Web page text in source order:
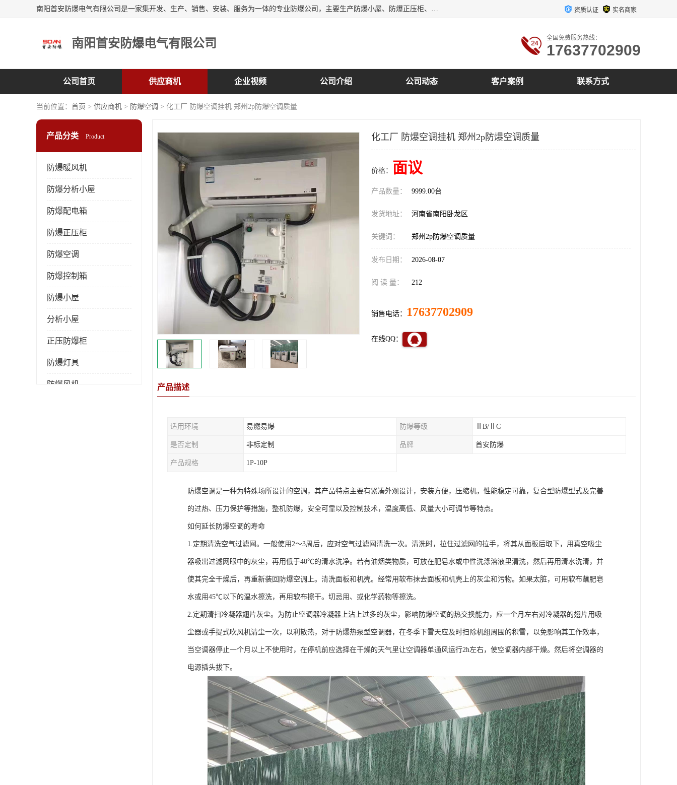
南阳首安防爆电气有限公司是一家集开发、生产、销售、安装、服务为一体的专业防爆公司，主要生产防爆小屋、防爆正压柜、防爆空调、防爆控制箱、防爆配电箱（柜），防爆正压系列，防爆灯具，防爆风机，防爆管件，粉尘防爆，防腐防尘防水等百余系列上千种防爆产品。 资质认证 实名商家
南阳首安防爆电气有限公司 全国免费服务热线：
17637702909
公司首页 供应商机 企业视频 公司介绍 公司动态 客户案例 联系方式
当前位置： 首页 > 供应商机 > 防爆空调 > 化工厂 防爆空调挂机 郑州2p防爆空调质量
产品分类 Product
防爆暖风机
防爆分析小屋
防爆配电箱
防爆正压柜
防爆空调
防爆控制箱
防爆小屋
分析小屋
正压防爆柜
防爆灯具
防爆风机
化工厂 防爆空调挂机 郑州2p防爆空调质量
价格： 面议
产品数量： 9999.00台
发货地址： 河南省南阳卧龙区
关键词： 郑州2p防爆空调质量
发布日期： 2026-08-07
阅 读 量： 212
销售电话： 17637702909
在线QQ：
产品描述
适用环境 易燃易爆 防爆等级 ⅡB/ⅡC
是否定制 非标定制 品牌 首安防爆
产品规格 1P-10P
防爆空调是一种为特殊场所设计的空调，其产品特点主要有紧凑外观设计，安装方便，压缩机，性能稳定可靠，复合型防爆型式及完善
的过热、压力保护等措施，整机防爆，安全可靠以及控制技术，温度高低、风量大小可调节等特点。
如何延长防爆空调的寿命
1.定期清洗空气过滤网。一般使用2～3周后，应对空气过滤网清洗一次。清洗时，拉住过滤网的拉手，将其从面板后取下，用真空吸尘
器吸出过滤网眼中的灰尘，再用低于40℃的清水洗净。若有油烟类物质，可放在肥皂水或中性洗涤溶液里清洗，然后再用清水洗清，并
使其完全干燥后，再重新装回防爆空调上。清洗面板和机壳。经常用软布抹去面板和机壳上的灰尘和污物。如果太脏，可用软布蘸肥皂
水或用45℃以下的温水擦洗，再用软布擦干。切忌用、或化学药物等擦洗。
2.定期清扫冷凝器翅片灰尘。为防止空调器冷凝器上沾上过多的灰尘，影响防爆空调的热交换能力，应一个月左右对冷凝器的翅片用吸
尘器或手提式吹风机清尘一次，以利散热，对于防爆热泵型空调器，在冬季下雪天应及时扫除机组周围的积雪，以免影响其工作效率，
当空调器停止一个月以上不使用时，在停机前应选择在干燥的天气里让空调器单通风运行2h左右，使空调器内部干燥。然后将空调器的
电源插头拔下。